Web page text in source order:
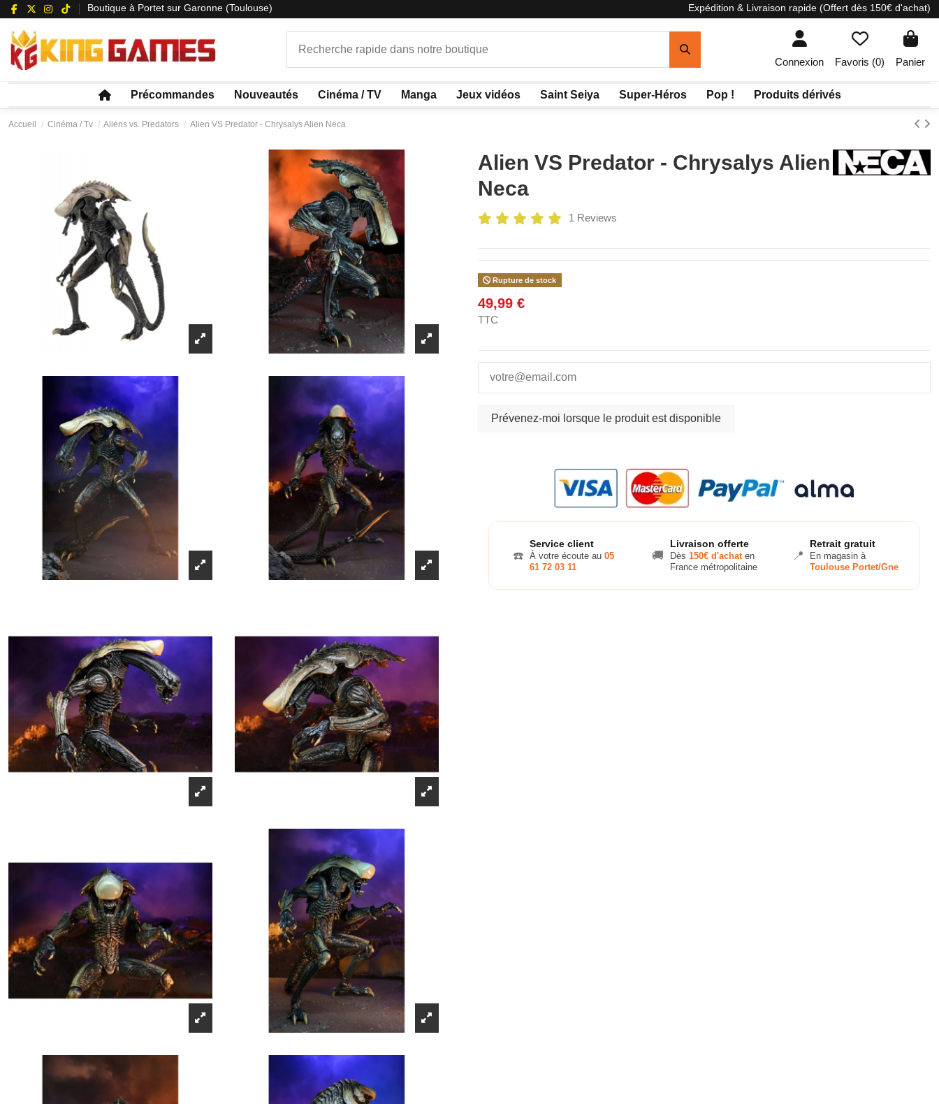
Boutique à Portet sur Garonne (Toulouse) Expédition & Livraison rapide (Offert dès 150€ d'achat)
Connexion Favoris (0) Panier
Précommandes Nouveautés Cinéma / TV Manga Jeux vidéos Saint Seiya Super-Héros Pop ! Produits dérivés
Accueil Cinéma / Tv Aliens vs. Predators Alien VS Predator - Chrysalys Alien Neca
Alien VS Predator - Chrysalys Alien
Neca
1 Reviews
Rupture de stock
49,99 €
TTC
☎️
Service client
À votre écoute au 05
61 72 03 11
🚚
Livraison offerte
Dès 150€ d'achaten
France métropolitaine
📍
Retrait gratuit
En magasin à
Toulouse Portet/Gne